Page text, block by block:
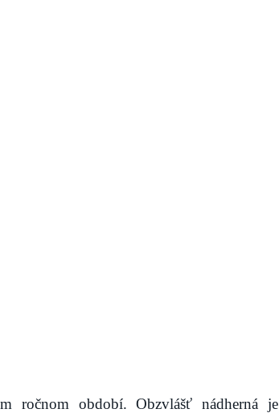
ročnom období. Obzvlášť nádherná je